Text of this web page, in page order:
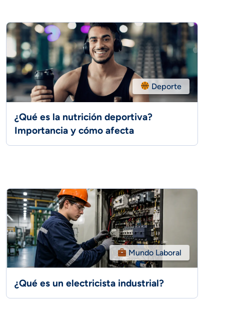
Deporte
¿Qué es la nutrición deportiva?
Importancia y cómo afecta
Mundo Laboral
¿Qué es un electricista industrial?